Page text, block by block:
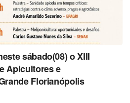
sábado(08) o XIII
Apicultores e
Florianópolis